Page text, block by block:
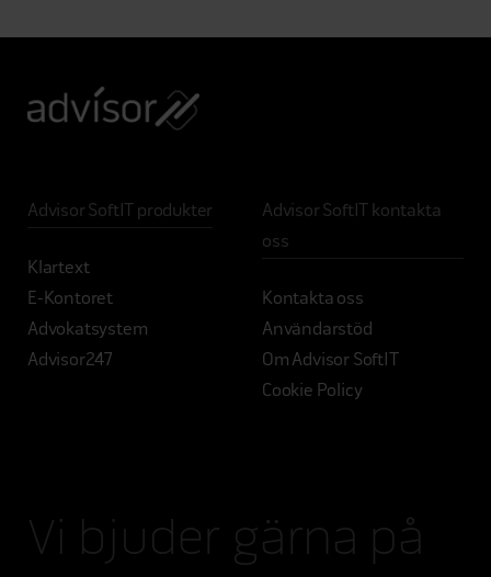
Advisor SoftIT produkter
Klartext
E-Kontoret
Advokatsystem
Advisor247
Advisor SoftIT kontakta
oss
Kontakta oss
Användarstöd
Om Advisor SoftIT
Cookie Policy
Vi bjuder gärna på